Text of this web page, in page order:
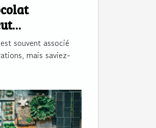
souvent associé
mais saviez-